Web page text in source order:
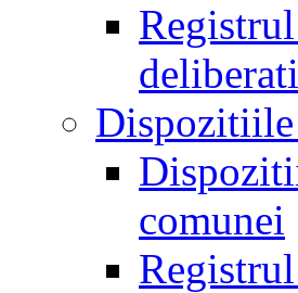
comunei